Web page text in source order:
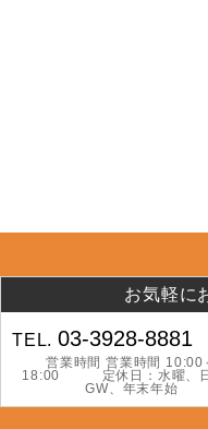
お気軽に
TEL. 03-3928-8881
営業時間 営業時間 10:00
18:00 定休日：水曜、日
GW、年末年始